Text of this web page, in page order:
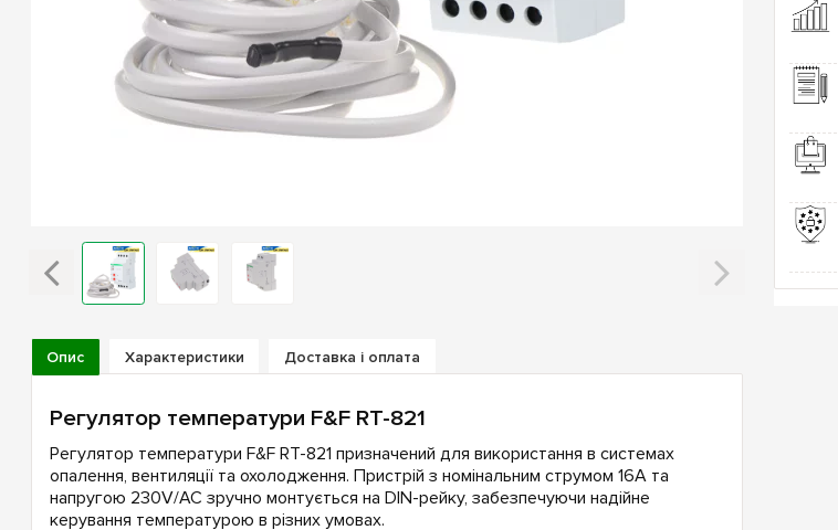
Опис Характеристики Доставка і оплата
Регулятор температури F&F RT-821
Регулятор температури F&F RT-821 призначений для використання в системах
опалення, вентиляції та охолодження. Пристрій з номінальним струмом 16А та
напругою 230V/AC зручно монтується на DIN-рейку, забезпечуючи надійне
керування температурою в різних умовах.